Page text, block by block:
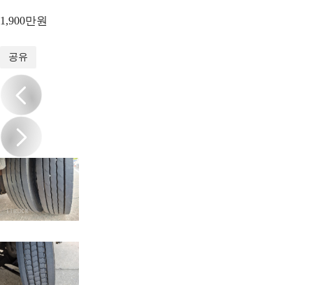
1,900만원
공유
/13